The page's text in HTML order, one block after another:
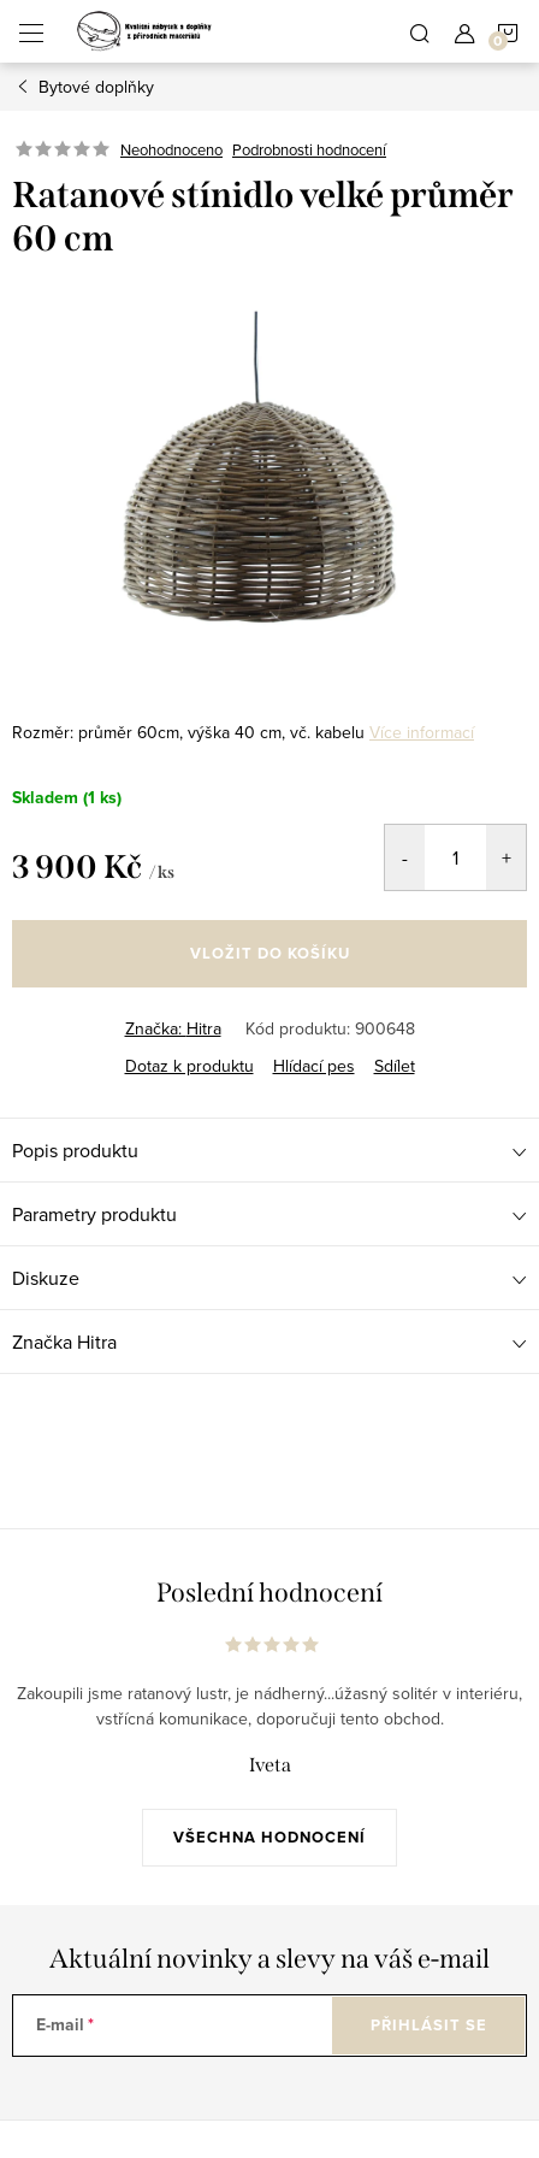
obsah
Bytové doplňky
Neohodnoceno Podrobnosti hodnocení
Ratanové stínidlo velké průměr
60 cm
Rozměr: průměr 60cm, výška 40 cm, vč. kabelu Více informací
Skladem (1 ks)
3 900 Kč / ks
cena:
VLOŽIT DO KOŠÍKU
Značka: Hitra Kód produktu: 900648
Dotaz k produktu
Hlídací pes Sdílet
Popis produktu
Parametry produktu
Diskuze
Značka Hitra
Poslední hodnocení
VŠECHNA HODNOCENÍ
Zakoupili jsme ratanový lustr, je nádherný...úžasný solitér v interiéru,
vstřícná komunikace, doporučuji tento obchod.
Iveta
Aktuální novinky a slevy na váš e-mail
E-mail PŘIHLÁSIT SE